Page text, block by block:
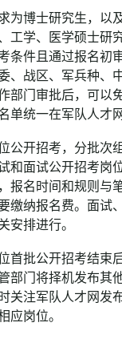
博士研究生，以及
工学、医学硕士研
条件且通过报名初
、战区、军兵种、
部门审批后，可以
单统一在军队人才网
开招考，分批次
和面试公开招考岗
报名时间和规则与
缴纳报名费。面试
安排进行。
批公开招考结束
部门将择机发布其
关注军队人才网发
应岗位。